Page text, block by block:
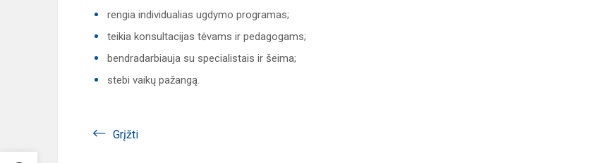
rengia individualias ugdymo programas;
teikia konsultacijas tėvams ir pedagogams;
bendradarbiauja su specialistais ir šeima;
stebi vaikų pažangą.
Grįžti